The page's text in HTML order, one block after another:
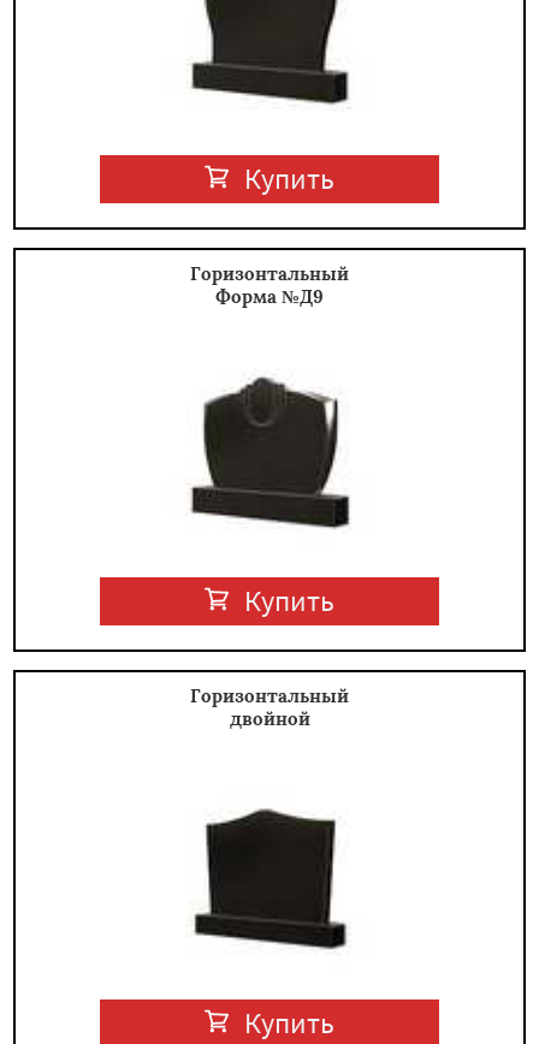
Купить
Горизонтальный
Форма №Д9
Купить
Горизонтальный
двойной
Купить